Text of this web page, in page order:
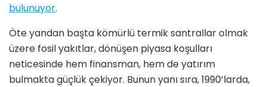
bulunuyor.
Öte yandan başta kömürlü termik santrallar olmak
üzere fosil yakıtlar, dönüşen piyasa koşulları
neticesinde hem finansman, hem de yatırım
bulmakta güçlük çekiyor. Bunun yanı sıra, 1990’larda,